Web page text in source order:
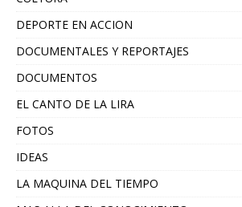
DEPORTE EN ACCION
DOCUMENTALES Y REPORTAJES
DOCUMENTOS
EL CANTO DE LA LIRA
FOTOS
IDEAS
LA MAQUINA DEL TIEMPO